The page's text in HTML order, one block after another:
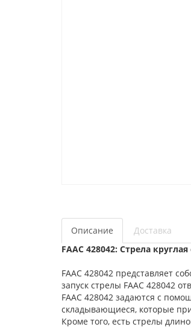
Описание Доставка
FAAC 428042: Стрела
FAAC 428042 представляет
запуск стрелы FAAC 428042
FAAC 428042 задаются с
складывающиеся, которые
Кроме того, есть стрелы